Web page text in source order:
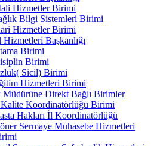
Hizmetler Birimi
Bilgi Sistemleri Birimi
Hizmetler Birimi
Hizmetleri Başkanlığı
Birimi
Birimi
Sicil) Birimi
Hizmetleri Birimi
Müdürüne Direkt Bağlı Birimler
Koordinatörlüğü Birimi
Hakları İl Koordinatörlüğü
Sermaye Muhasebe Hizmetleri